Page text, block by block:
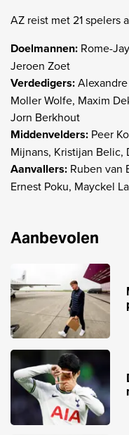
AZ reist met 21 spelers
Doelmannen: Rome-
Jeroen Zoet
Verdedigers:
Moller Wolfe, Maxim
Jorn Berkhout
Middenvelders: Peer
Mijnans, Kristijan Belic,
Aanvallers: Ruben van
Ernest Poku, Mayckel
Aanbevolen